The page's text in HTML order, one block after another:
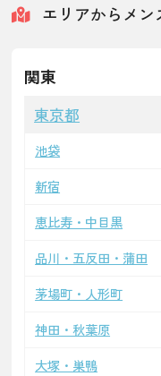
エリアからメ
関東
東京都
池袋
新宿
恵比寿・中目黒
品川・五反田・蒲田
茅場町・人形町
神田・秋葉原
大塚・巣鴨